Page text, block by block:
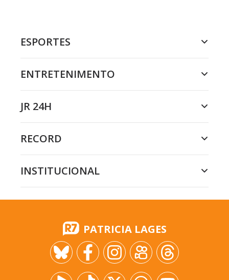
ESPORTES
ENTRETENIMENTO
JR 24H
RECORD
INSTITUCIONAL
PATRICIA LAGES